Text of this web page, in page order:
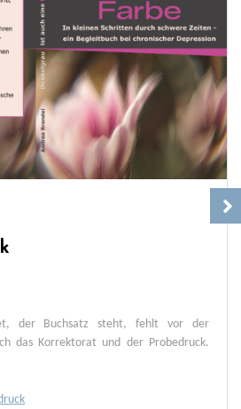
der Buchsatz steht, fehlt vor der
das Korrektorat und der Probedruck.